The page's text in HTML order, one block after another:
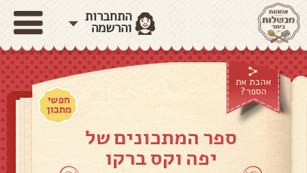
התחברות
והרשמה
אהבת את
הספר?
חפשי
מתכון
ספר המתכונים של
יפה וקס ברקו